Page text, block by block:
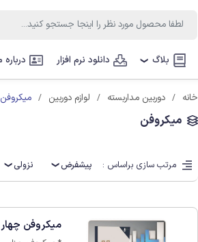
بلاگ ❯ دانلود نرم افزار درباره
خانه دوربین مداربسته لوازم دوربین میکروفن
میکروفن
مرتب سازی براساس : پیشفرض نزولی
میکروفن